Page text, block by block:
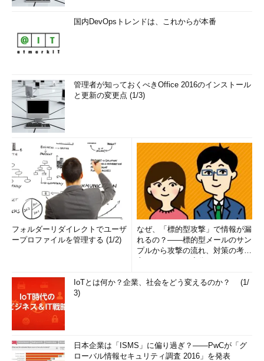
USB PD標準化の歴史
USB PDが現在の仕様になるまでには、長い時間がかかり、
また、大きな変更が何回もあったため、少々混乱がある。
ただし、Type-A／Bそのままではなく、接続検出などに特別な
プラグ／レセプタクルが定義された（信号ラインはそのまま）。
また、当時は、出力電圧に関しては、5V／12V／20Vの3種を想
定しており、USB PD Rev:2.0 Ver.1.1まで電源の仕様を「パワー
プロファイル（Power Profile）」と呼んだ。このUSB PD 1.0
は、対応するコントローラーデバイスなども発表されたが、実際
には、ほとんど採用されなかった。このUSB PD 1.0では、従来の
Type-A／Bコネクターが対象で、USB PDデバイス同士の通信
は、VBUSに信号を重畳して行っていた。
2014年になるとUSB Type-Cコネクターが発表される。これに
合わせUSB PDのリビジョンは2.0となり、USB Type-Cコネクタ
ーへの対応が行われた。ただし、初期のUSB PD Rev:2.0 Ver.1.0
クターとしてUSB Type-Cが追加されたのみだった。
USB Type-Cは、最初からUSB PDの利用を想定していたた
め、CC信号ラインをUSB PDのために利用する。CC信号ライン
を使って接続を検出し、デバイス間やケーブルが内蔵するE-
Markedデバイスとの通信を行うようになっている。
国内DevOpsトレンドは、これからが本番
管理者が知っておくべきOffice 2016のインストール
と更新の変更点 (1/3)
フォルダーリダイレクトでユーザ
ープロファイルを管理する (1/2)
なぜ、「標的型攻撃」で情報が漏
れるの？――標的型メールのサン
プルから攻撃の流れ、対策の考え
IoTとは何か？企業、社会をどう変えるのか？ (1/
3)
日本企業は「ISMS」に偏り過ぎ？――PwCが「グ
ローバル情報セキュリティ調査 2016」を発表